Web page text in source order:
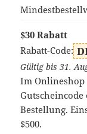
$30 Rabatt
Rabatt-Code:
Gültig bis 31.
Im Onlineshop
Bestellung.
$500.